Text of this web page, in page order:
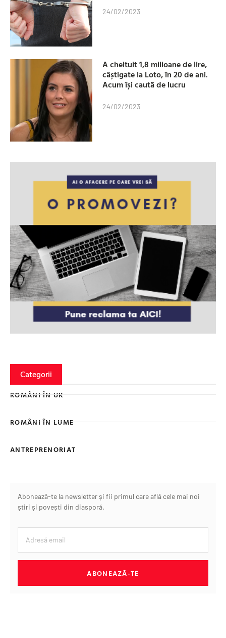
24/02/2023
A cheltuit 1,8 milioane de lire,
câștigate la Loto, în 20 de ani.
Acum își caută de lucru
24/02/2023
Categorii
ROMÂNI ÎN UK
ROMÂNI ÎN LUME
ANTREPRENORIAT
Abonează-te la newsletter și fii primul care află cele mai noi
știri și povești din diasporă.
ABONEAZĂ-TE